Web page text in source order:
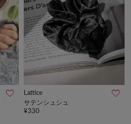
Lattice
サテンシュシュ
¥330